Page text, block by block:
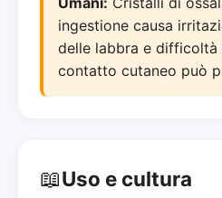
ingestione causa
delle labbra e difficoltà
contatto cutaneo può
📖Uso e cultura